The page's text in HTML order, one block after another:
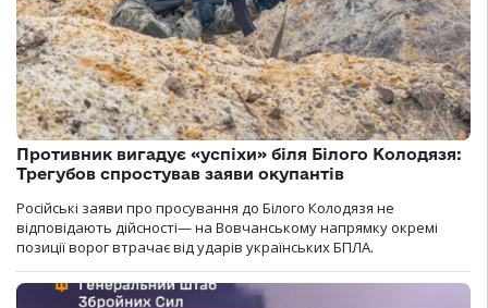
Противник вигадує «успіхи» біля Білого Колодязя:
Трегубов спростував заяви окупантів
Російські заяви про просування до Білого Колодязя не
відповідають дійсності— на Вовчанському напрямку окремі
позиції ворог втрачає від ударів українських БПЛА.